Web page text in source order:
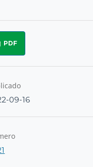
PDF
09-16